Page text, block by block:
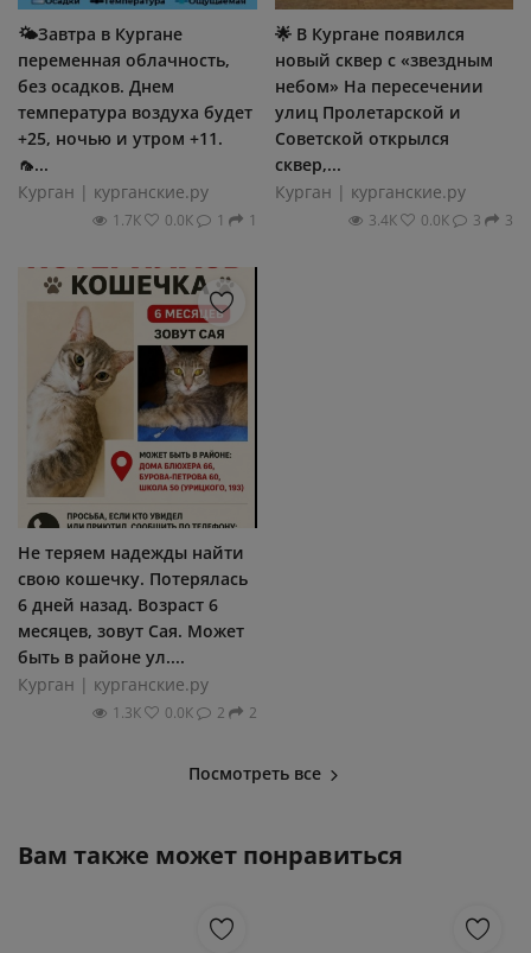
🌤Завтра в Кургане
переменная облачность,
без осадков. Днем
температура воздуха будет
+25, ночью и утром +11.
🦟...
Курган | курганские.ру
1.7К 0.0К 1 1
🌟 В Кургане появился
новый сквер с «звездным
небом» На пересечении
улиц Пролетарской и
Советской открылся
сквер,...
Курган | курганские.ру
3.4К 0.0К 3 3
Не теряем надежды найти
свою кошечку. Потерялась
6 дней назад. Возраст 6
месяцев, зовут Сая. Может
быть в районе ул....
Курган | курганские.ру
1.3К 0.0К 2 2
Посмотреть все
Вам также может понравиться